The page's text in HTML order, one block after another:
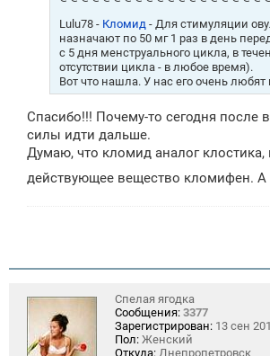
Lulu78 - Кломид - Для стимуляции
назначают по 50 мг 1 раз в день
с 5 дня менструального цикла, в
отсутствии цикла - в любое время).
Вот что нашла. У нас его очень
Спасибо!!! Почему-то сегодня после
силы идти дальше.
Думаю, что кломид аналог клостика,
действующее вещество кломифен. А
Спелая ягодка
Сообщения: 3377
Зарегистрирован: 13 сен
Пол: Женский
Откуда: Днепропетровск